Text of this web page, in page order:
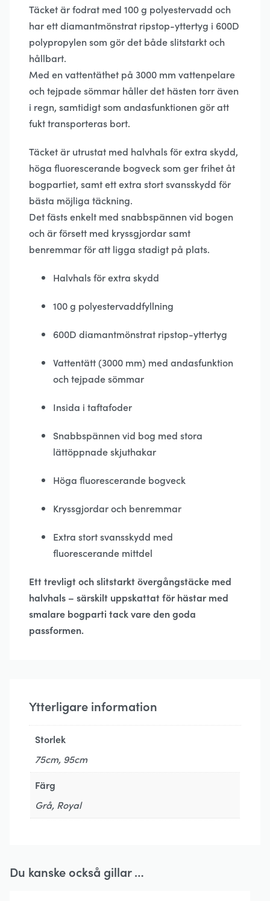
Täcket är fodrat med 100 g polyestervadd och
har ett diamantmönstrat ripstop-yttertyg i 600D
polypropylen som gör det både slitstarkt och
hållbart.
Med en vattentäthet på 3000 mm vattenpelare
och tejpade sömmar håller det hästen torr även
i regn, samtidigt som andasfunktionen gör att
fukt transporteras bort.
Täcket är utrustat med halvhals för extra skydd,
höga fluorescerande bogveck som ger frihet åt
bogpartiet, samt ett extra stort svansskydd för
bästa möjliga täckning.
Det fästs enkelt med snabbspännen vid bogen
och är försett med kryssgjordar samt
benremmar för att ligga stadigt på plats.
Halvhals för extra skydd
100 g polyestervaddfyllning
600D diamantmönstrat ripstop-yttertyg
Vattentätt (3000 mm) med andasfunktion
och tejpade sömmar
Insida i taftafoder
Snabbspännen vid bog med stora
lättöppnade skjuthakar
Höga fluorescerande bogveck
Kryssgjordar och benremmar
Extra stort svansskydd med
fluorescerande mittdel
Ett trevligt och slitstarkt övergångstäcke med
halvhals – särskilt uppskattat för hästar med
smalare bogparti tack vare den goda
passformen.
Ytterligare information
Storlek
75cm, 95cm
Färg
Grå, Royal
Du kanske också gillar …